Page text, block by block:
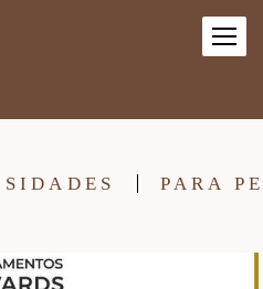
PARA